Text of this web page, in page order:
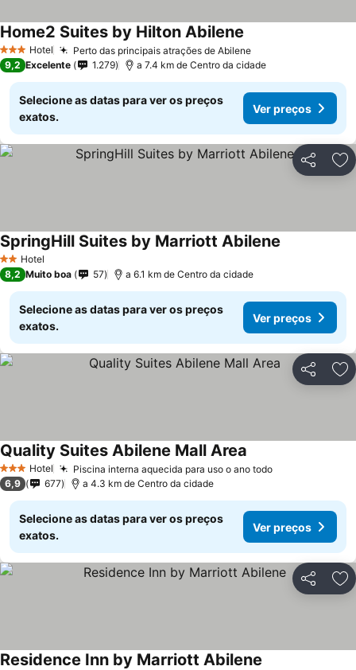
3 EstrelasHotel Perto das principais atrações de Abilene
Home2 Suites by Hilton Abilene
9,2 Excelente 1.279 a 7.4 km de Centro da cidade
Selecione as datas para ver os preços
exatos.
Ver preços
Partilhar
2 Estrelas
Hotel
SpringHill Suites by Marriott Abilene
8,2 Muito boa 57 a 6.1 km de Centro da cidade
Selecione as datas para ver os preços
exatos.
Ver preços
Partilhar
3 EstrelasHotel Piscina interna aquecida para uso o ano todo
Quality Suites Abilene Mall Area
6,9 677 a 4.3 km de Centro da cidade
Selecione as datas para ver os preços
exatos.
Ver preços
Partilhar
Residence Inn by Marriott Abilene